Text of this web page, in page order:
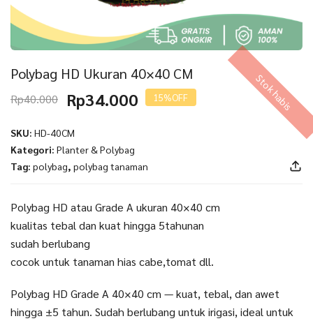
Polybag HD Ukuran 40×40 CM
Rp40.000 Harga
aslinya
adalah:
Rp40.000.
Rp34.000 Harga
saat
Rp34.000.
15%OFF Stok habis
SKU: HD-40CM
Kategori: Planter & Polybag
Tag: polybag, polybag tanaman
Polybag HD atau Grade A ukuran 40×40 cm
kualitas tebal dan kuat hingga 5tahunan
sudah berlubang
cocok untuk tanaman hias cabe,tomat dll.
Polybag HD Grade A 40×40 cm — kuat, tebal, dan awet
hingga ±5 tahun. Sudah berlubang untuk irigasi, ideal untuk